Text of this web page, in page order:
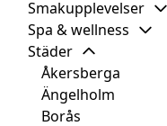
Smakupplevelser
Spa & wellness
Städer
Åkersberga
Ängelholm
Borås